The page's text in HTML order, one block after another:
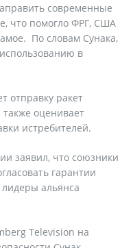
современные
что помогло ФРГ, США
По словам Сунака,
в
отправку ракет
оценивает
истребителей.
заявил, что союзники
гарантии
лидеры альянса
Television на